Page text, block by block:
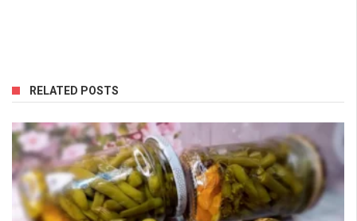
RELATED POSTS